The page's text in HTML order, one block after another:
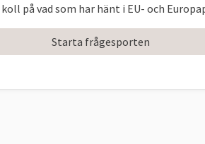
koll på vad som har hänt i EU- och
Starta frågesporten